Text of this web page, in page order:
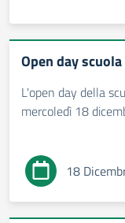
Open day
L'open day della
mercoledì 18
18